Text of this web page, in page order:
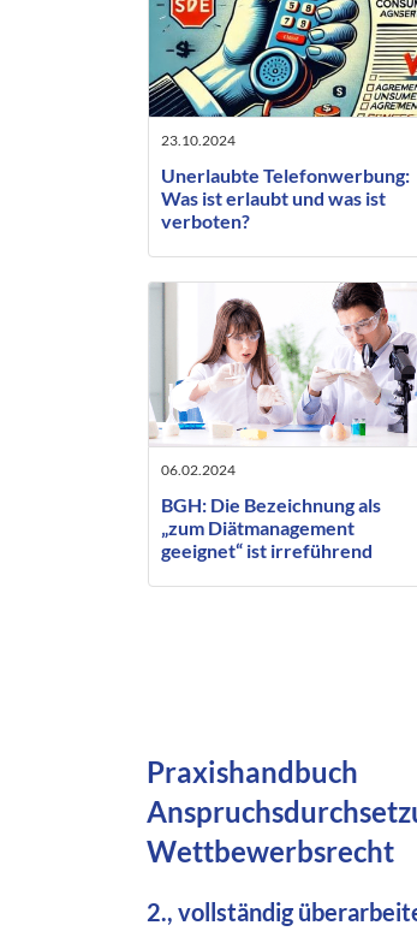
23.10.2024
Unerlaubte Telefonwerbung:
Was ist erlaubt und was ist
verboten?
06.02.2024
BGH: Die Bezeichnung als
„zum Diätmanagement
geeignet“ ist irreführend
Praxishandbuch
Wettbewerbsrecht
2., vollständig